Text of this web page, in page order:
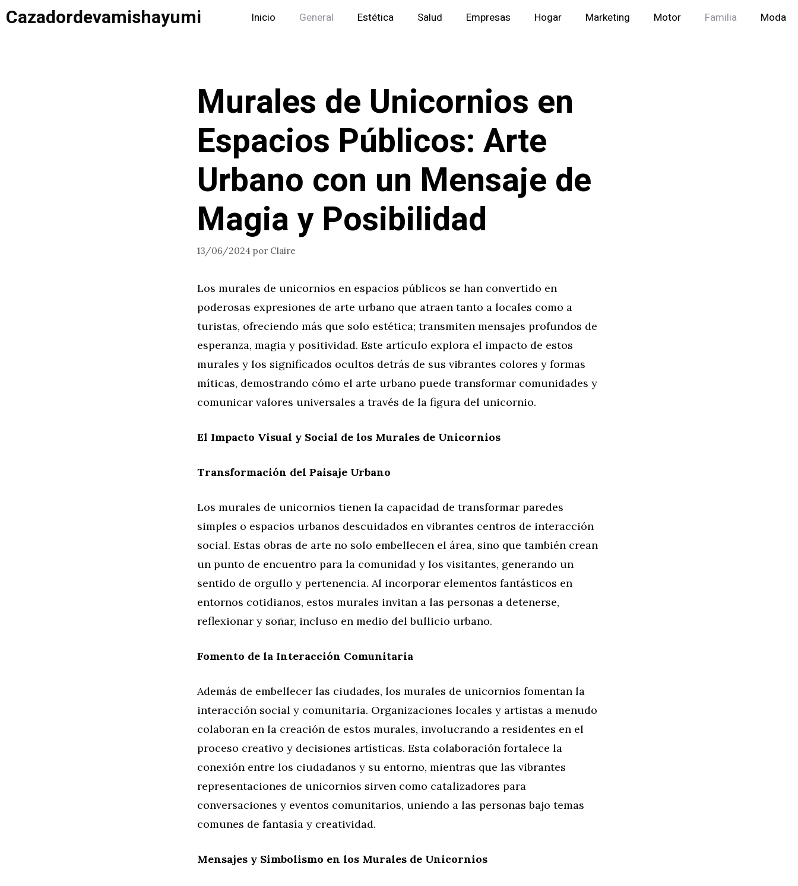
Saltar
Cazadordevamishayumi Inicio General Estética Salud Empresas Hogar Marketing Motor Familia Moda
Murales de Unicornios en
Espacios Públicos: Arte
Urbano con un Mensaje de
Magia y Posibilidad
13/06/2024 por Claire
Los murales de unicornios en espacios públicos se han convertido en
poderosas expresiones de arte urbano que atraen tanto a locales como a
turistas, ofreciendo más que solo estética; transmiten mensajes profundos de
esperanza, magia y positividad. Este artículo explora el impacto de estos
murales y los significados ocultos detrás de sus vibrantes colores y formas
míticas, demostrando cómo el arte urbano puede transformar comunidades y
comunicar valores universales a través de la figura del unicornio.
El Impacto Visual y Social de los Murales de Unicornios
Transformación del Paisaje Urbano
Los murales de unicornios tienen la capacidad de transformar paredes
simples o espacios urbanos descuidados en vibrantes centros de interacción
social. Estas obras de arte no solo embellecen el área, sino que también crean
un punto de encuentro para la comunidad y los visitantes, generando un
sentido de orgullo y pertenencia. Al incorporar elementos fantásticos en
entornos cotidianos, estos murales invitan a las personas a detenerse,
reflexionar y soñar, incluso en medio del bullicio urbano.
Fomento de la Interacción Comunitaria
Además de embellecer las ciudades, los murales de unicornios fomentan la
interacción social y comunitaria. Organizaciones locales y artistas a menudo
colaboran en la creación de estos murales, involucrando a residentes en el
proceso creativo y decisiones artísticas. Esta colaboración fortalece la
conexión entre los ciudadanos y su entorno, mientras que las vibrantes
representaciones de unicornios sirven como catalizadores para
conversaciones y eventos comunitarios, uniendo a las personas bajo temas
comunes de fantasía y creatividad.
Mensajes y Simbolismo en los Murales de Unicornios